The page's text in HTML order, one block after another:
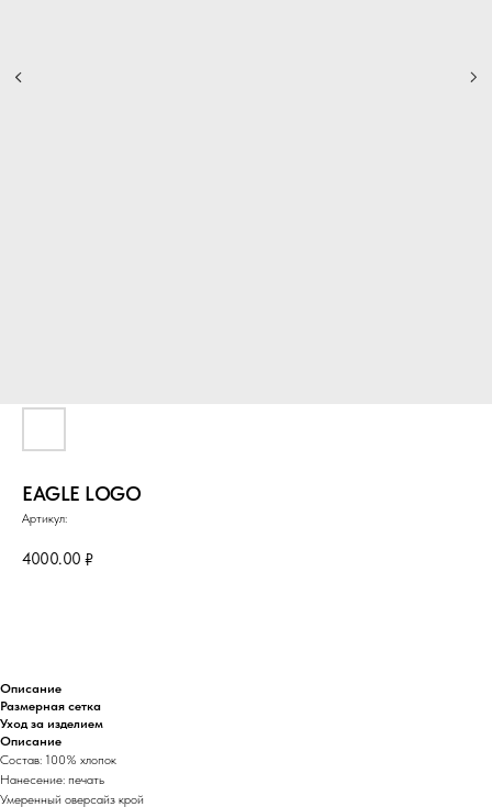
EAGLE LOGO
Артикул:
4000.00 ₽
Описание
Размерная сетка
Уход за изделием
Описание
Состав: 100% хлопок
Нанесение: печать
Умеренный оверсайз крой